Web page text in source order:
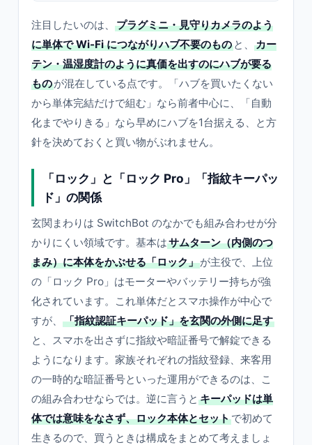
注目したいのは、
プラグミニ・見守りカメラのよう
に単体で Wi-Fi につながりハブ不要のもの と、
カー
テン・温湿度計のように真価を出すのにハブが要る
ものが混在している点です。「ハブを買いたくない
から単体完結だけで組む」なら前者中心に、「自動
化までやりきる」なら早めにハブを1台据える、と方
針を決めておくと買い物がぶれません。
「ロック」と「ロック Pro」「指紋キーパッ
ド」の関係
玄関まわりは SwitchBot のなかでも組み合わせが分
かりにくい領域です。基本はサムターン（内側のつ
まみ）に本体をかぶせる「ロック」が主役で、上位
の「ロック Pro」はモーターやバッテリー持ちが強
化されています。これ単体だとスマホ操作が中心で
すが、
「指紋認証キーパッド」を玄関の外側に足す
と、スマホを出さずに指紋や暗証番号で解錠できる
ようになります。家族それぞれの指紋登録、来客用
の一時的な暗証番号といった運用ができるのは、こ
の組み合わせならでは。逆に言うと キーパッドは単
体では意味をなさず、ロック本体とセットで初めて
生きるので、買うときは構成をまとめて考えましょ